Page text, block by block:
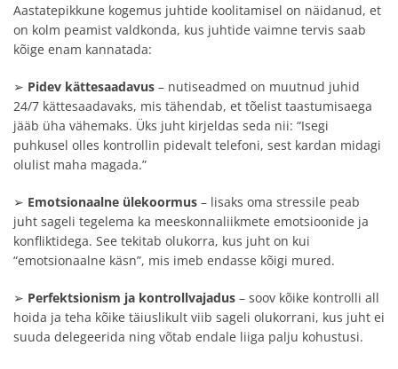
Aastatepikkune kogemus juhtide koolitamisel on näidanud, et
on kolm peamist valdkonda, kus juhtide vaimne tervis saab
kõige enam kannatada:
➢ Pidev kättesaadavus – nutiseadmed on muutnud juhid
24/7 kättesaadavaks, mis tähendab, et tõelist taastumisaega
jääb üha vähemaks. Üks juht kirjeldas seda nii: “Isegi
puhkusel olles kontrollin pidevalt telefoni, sest kardan midagi
olulist maha magada.”
➢ Emotsionaalne ülekoormus – lisaks oma stressile peab
juht sageli tegelema ka meeskonnaliikmete emotsioonide ja
konfliktidega. See tekitab olukorra, kus juht on kui
“emotsionaalne käsn”, mis imeb endasse kõigi mured.
➢ Perfektsionism ja kontrollvajadus – soov kõike kontrolli all
hoida ja teha kõike täiuslikult viib sageli olukorrani, kus juht ei
suuda delegeerida ning võtab endale liiga palju kohustusi.